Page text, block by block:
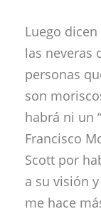
Luego
las neveras
personas
son
habrá ni un
Francisco
Scott por
a su visión
me hace